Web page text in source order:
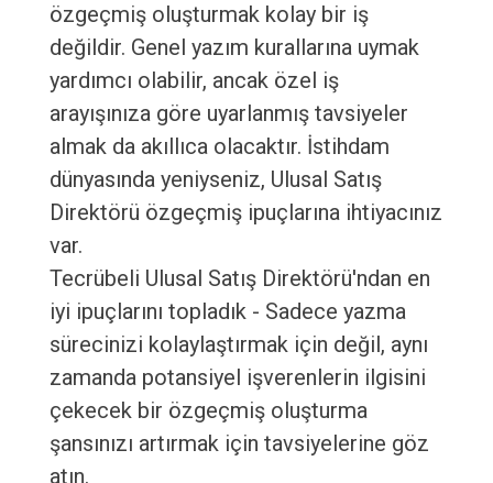
özgeçmiş oluşturmak kolay bir iş
değildir. Genel yazım kurallarına uymak
yardımcı olabilir, ancak özel iş
arayışınıza göre uyarlanmış tavsiyeler
almak da akıllıca olacaktır. İstihdam
dünyasında yeniyseniz, Ulusal Satış
Direktörü özgeçmiş ipuçlarına ihtiyacınız
var.
Tecrübeli Ulusal Satış Direktörü'ndan en
iyi ipuçlarını topladık - Sadece yazma
sürecinizi kolaylaştırmak için değil, aynı
zamanda potansiyel işverenlerin ilgisini
çekecek bir özgeçmiş oluşturma
şansınızı artırmak için tavsiyelerine göz
atın.